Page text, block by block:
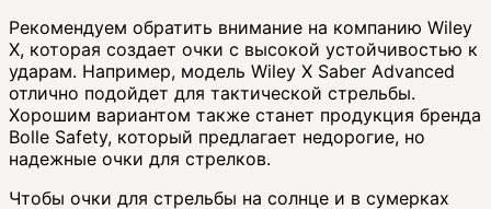
Рекомендуем обратить внимание на компанию Wiley
X, которая создает очки с высокой устойчивостью к
ударам. Например, модель Wiley X Saber Advanced
отлично подойдет для тактической стрельбы.
Хорошим вариантом также станет продукция бренда
Bolle Safety, который предлагает недорогие, но
надежные очки для стрелков.
Чтобы очки для стрельбы на солнце и в сумерках